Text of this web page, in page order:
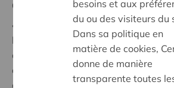
des services d’aide aux
« La crise du Covid-19 a chamboulé
l'organisation des services d'aide
ont dû adapter leurs
d'hygiène et de sécurité pour les
accompagnées mais aussi pour les
besoins et aux
du ou des visiteurs du
Dans sa politique en
matière de cookies,
donne de manière
transparente toutes